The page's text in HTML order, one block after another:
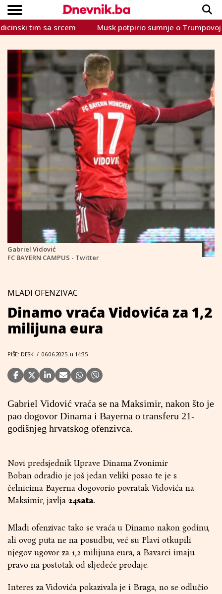
VIJESTI
SPORT
INTERVIEW
TEME
CRNA KRONIKA
LIFESTYLE
Copyright © Dnevnik.ba 2023.
tim sa srcem Musk potpirio sumnje o Trumpovoj vezi
Gabriel Vidović
FC BAYERN CAMPUS - Twitter
MLADI OFENZIVAC
Dinamo vraća Vidovića za 1,2
milijuna eura
PIŠE: DESK / 06.06.2025. u 14:35
Gabriel Vidović vraća se na Maksimir, nakon što je
pao dogovor Dinama i Bayerna o transferu 21-
godišnjeg hrvatskog ofenzivca.
Novi predsjednik Uprave Dinama Zvonimir
Boban odradio je još jedan veliki posao te je s
čelnicima Bayerna dogovorio povratak Vidovića na
Maksimir, javlja24sata.
Mladi ofenzivac tako se vraća u Dinamo nakon godinu,
ali ovog puta ne na posudbu, već su Plavi otkupili
njegov ugovor za 1,2 milijuna eura, a Bavarci imaju
pravo na postotak od sljedeće prodaje.
Interes za Vidovića pokazivala je i Braga, no se odlučio